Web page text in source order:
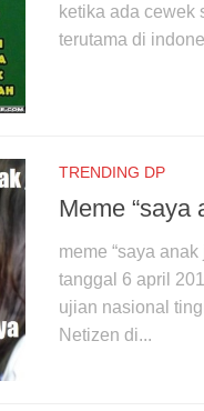
ketika ada cewek
terutama di
TRENDING DP
Meme “saya
meme “saya
tanggal 6 april
ujian nasional
Netizen di...